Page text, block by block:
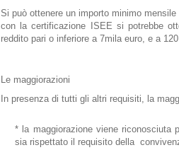
Si può ottenere un importo minimo mensile
con la certificazione ISEE si potrebbe
reddito pari o inferiore a 7mila euro, e a
Le maggiorazioni
In presenza di tutti gli altri requisiti, la
* la maggiorazione viene riconosciuta
sia rispettato il requisito della